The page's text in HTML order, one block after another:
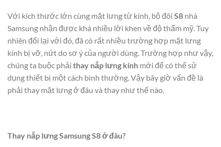
Với kích thước lớn cùng mặt lưng từ kính, bộ đôi S8 nhà
Samsung nhận được khá nhiều lời khen về độ thẩm mỹ. Tuy
nhiên đổi lại với đó, đã có rất nhiều trường hợp mặt lưng
kính bị vỡ, nứt do sơ ý của người dùng. Trường hợp như vậy,
chúng ta buộc phải thay nắp lưng kính mới để có thể sử
dụng thiết bị một cách bình thường. Vậy bây giờ vấn đề là
phải thay mặt lưng ở đâu và thay như thế nào.
Thay nắp lưngSamsung S8ở đâu?